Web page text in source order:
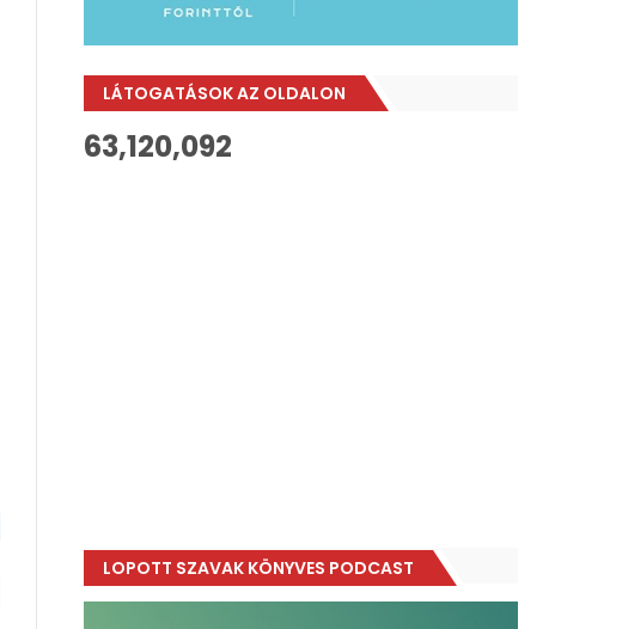
LÁTOGATÁSOK AZ OLDALON
63,120,092
LOPOTT SZAVAK KÖNYVES PODCAST